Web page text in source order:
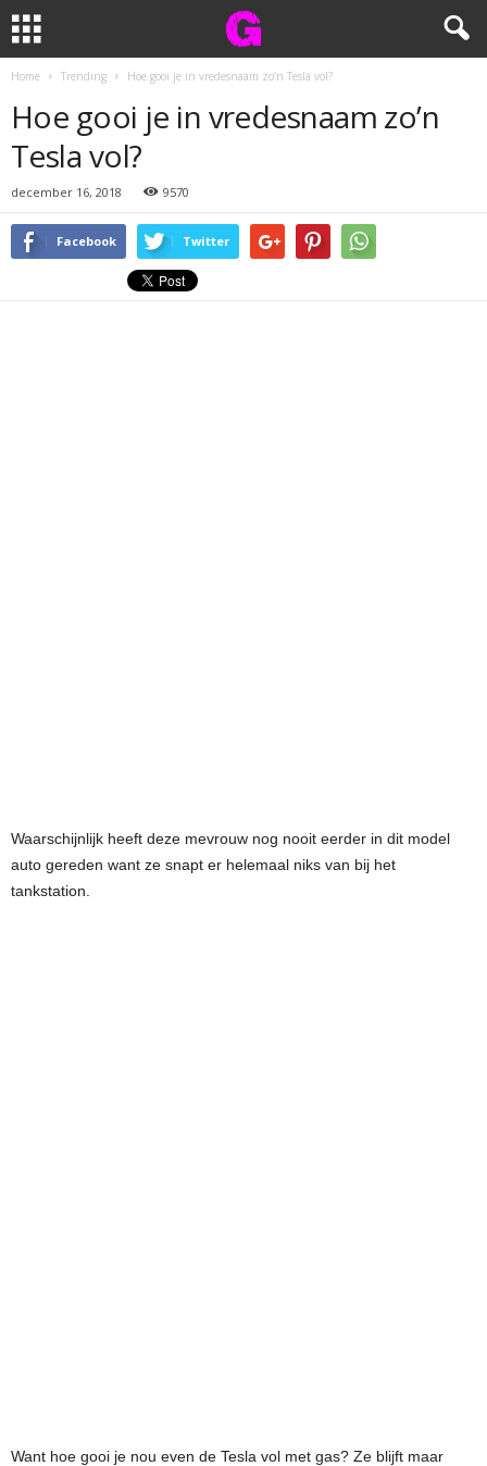
Home Trending Hoe gooi je in vredesnaam zo’n Tesla vol?
Hoe gooi je in vredesnaam zo’n
Tesla vol?
december 16, 2018 9570
Facebook Twitter
Waarschijnlijk heeft deze mevrouw nog nooit eerder in dit model
auto gereden want ze snapt er helemaal niks van bij het
tankstation.
Want hoe gooi je nou even de Tesla vol met gas? Ze blijft maar